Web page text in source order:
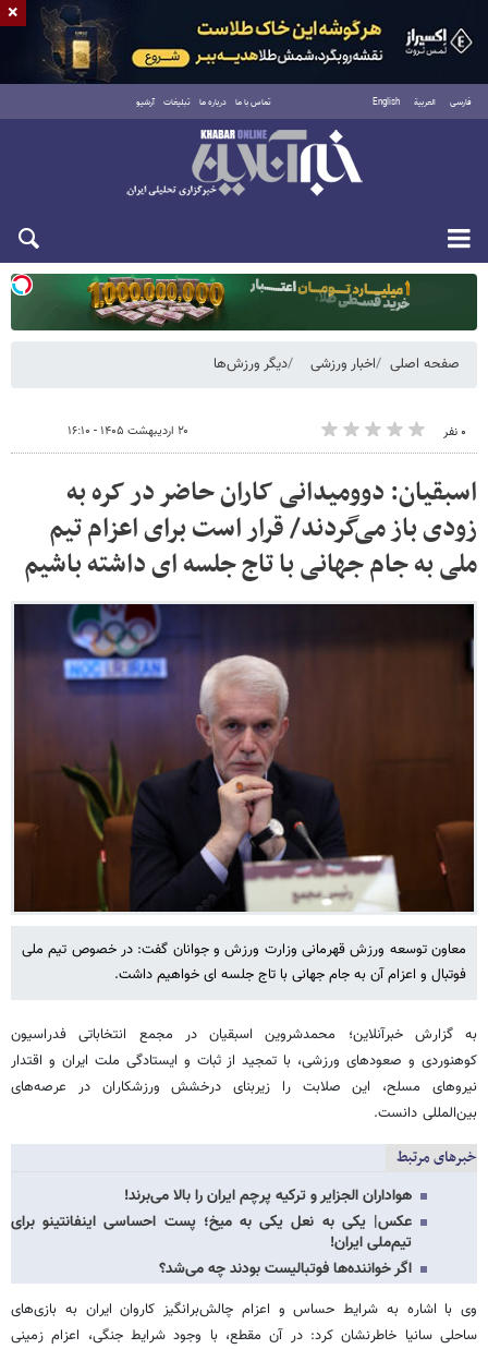
فارسی العربية English تماس با ما درباره ما تبلیغات آرشیو
یکشنبه ۱۸ مرداد ۱۴۰۵
صفحه اصلی اخبار ورزشی دیگر ورزش‌ها
۰ نفر ۲۰ اردیبهشت ۱۴۰۵ - ۱۶:۱۰
اسبقیان: دوومیدانی کاران حاضر در کره به
زودی باز می‌گردند/ قرار است برای اعزام تیم
ملی به جام جهانی با تاج جلسه ای داشته باشیم
معاون توسعه ورزش قهرمانی وزارت ورزش و جوانان گفت: در خصوص تیم ملی
فوتبال و اعزام آن به جام جهانی با تاج جلسه ای خواهیم داشت.
به گزارش خبرآنلاین؛ محمدشروین اسبقیان در مجمع انتخاباتی فدراسیون
کوهنوردی و صعودهای ورزشی، با تمجید از ثبات و ایستادگی ملت ایران و اقتدار
نیروهای مسلح، این صلابت را زیربنای درخشش ورزشکاران در عرصه‌های
بین‌المللی دانست.
خبرهای مرتبط
هواداران الجزایر و ترکیه پرچم ایران را بالا می‌برند!
عکس| یکی به نعل یکی به میخ؛ پست احساسی اینفانتینو برای
تیم‌ملی ایران!
اگر خواننده‌ها فوتبالیست بودند چه می‌شد؟
وی با اشاره به شرایط حساس و اعزام چالش‌برانگیز کاروان ایران به بازی‌های
ساحلی سانیا خاطرنشان کرد: در آن مقطع، با وجود شرایط جنگی، اعزام زمینی
×